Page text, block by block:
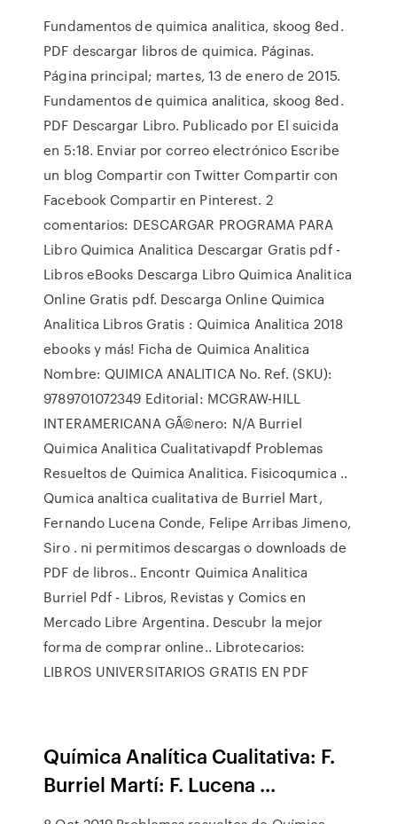
Fundamentos de quimica analitica, skoog 8ed.
PDF descargar libros de quimica. Páginas.
Página principal; martes, 13 de enero de 2015.
Fundamentos de quimica analitica, skoog 8ed.
PDF Descargar Libro. Publicado por El suicida
en 5:18. Enviar por correo electrónico Escribe
un blog Compartir con Twitter Compartir con
Facebook Compartir en Pinterest. 2
comentarios: DESCARGAR PROGRAMA PARA
Libro Quimica Analitica Descargar Gratis pdf -
Libros eBooks Descarga Libro Quimica Analitica
Online Gratis pdf. Descarga Online Quimica
Analitica Libros Gratis : Quimica Analitica 2018
ebooks y más! Ficha de Quimica Analitica
Nombre: QUIMICA ANALITICA No. Ref. (SKU):
9789701072349 Editorial: MCGRAW-HILL
INTERAMERICANA GÃ©nero: N/A Burriel
Quimica Analitica Cualitativapdf Problemas
Resueltos de Quimica Analitica. Fisicoqumica ..
Qumica analtica cualitativa de Burriel Mart,
Fernando Lucena Conde, Felipe Arribas Jimeno,
Siro . ni permitimos descargas o downloads de
PDF de libros.. Encontr Quimica Analitica
Burriel Pdf - Libros, Revistas y Comics en
Mercado Libre Argentina. Descubr la mejor
forma de comprar online.. Librotecarios:
LIBROS UNIVERSITARIOS GRATIS EN PDF
Química Analítica Cualitativa: F.
Burriel Martí: F. Lucena ...